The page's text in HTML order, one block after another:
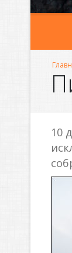
10